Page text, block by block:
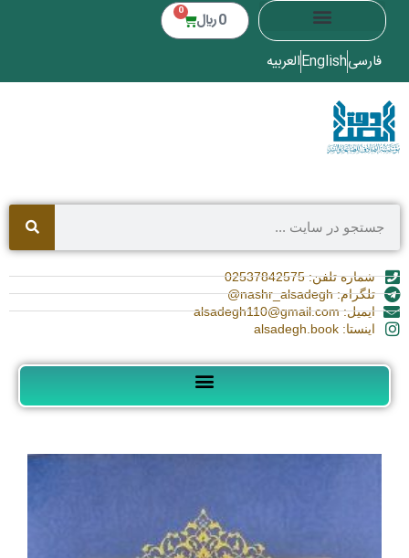
0 ﷼ 0
فارسیEnglishالعربیه
شماره تلفن: 02537842575
تلگرام: nashr_alsadegh@
ایمیل: alsadegh110@gmail.com
اینستا: alsadegh.book